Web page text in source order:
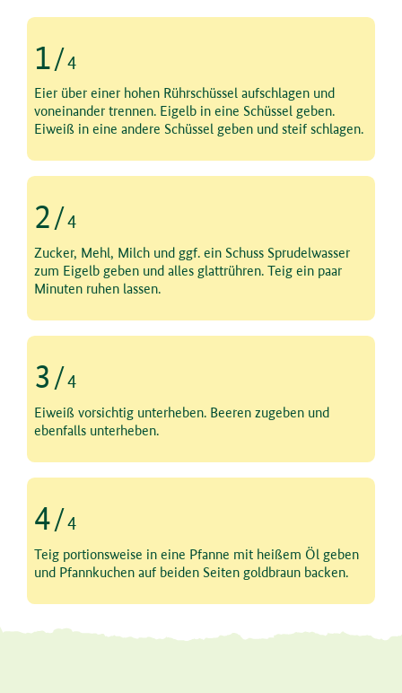
1/4
Schritt 1 von 4
Eier über einer hohen Rührschüssel aufschlagen und
voneinander trennen. Eigelb in eine Schüssel geben.
Eiweiß in eine andere Schüssel geben und steif schlagen.
2 /4
Schritt 2 von 4
Zucker, Mehl, Milch und ggf. ein Schuss Sprudelwasser
zum Eigelb geben und alles glattrühren. Teig ein paar
Minuten ruhen lassen.
3 /4
Schritt 3 von 4
Eiweiß vorsichtig unterheben. Beeren zugeben und
ebenfalls unterheben.
4/4
Schritt 4 von 4
Teig portionsweise in eine Pfanne mit heißem Öl geben
und Pfannkuchen auf beiden Seiten goldbraun backen.